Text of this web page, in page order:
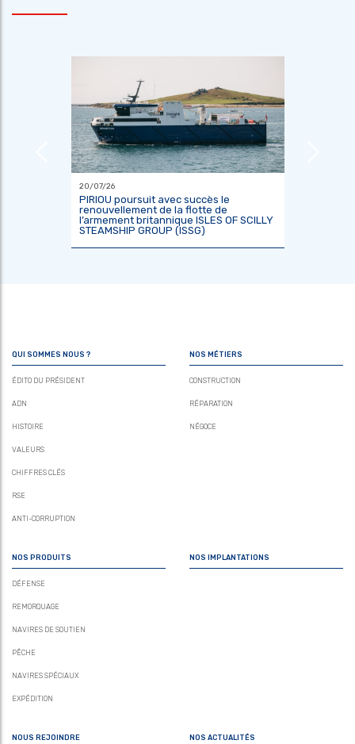
20/07/26
PIRIOU poursuit avec succès le
renouvellement de la flotte de
l’armement britannique ISLES OF SCILLY
STEAMSHIP GROUP (ISSG)
QUI SOMMES NOUS ?
ÉDITO DU PRÉSIDENT
ADN
HISTOIRE
VALEURS
CHIFFRES CLÉS
RSE
ANTI-CORRUPTION
NOS MÉTIERS
CONSTRUCTION
RÉPARATION
NÉGOCE
NOS PRODUITS
DÉFENSE
REMORQUAGE
NAVIRES DE SOUTIEN
PÊCHE
NAVIRES SPÉCIAUX
EXPÉDITION
NOS IMPLANTATIONS
NOUS REJOINDRE NOS ACTUALITÉS